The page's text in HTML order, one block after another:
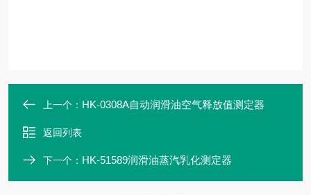
上一个： HK-0308A自动润滑油空气释放值测定器
返回列表
下一个： HK-51589润滑油蒸汽乳化测定器